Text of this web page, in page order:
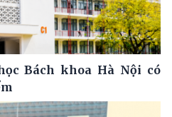
Bách khoa Hà Nội có